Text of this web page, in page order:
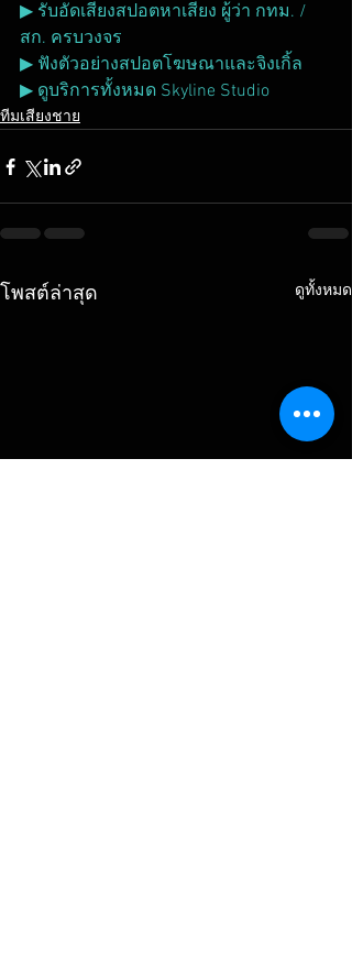
▶ รับอัดเสียงสปอตหาเสียง ผู้ว่า กทม. /
สก. ครบวงจร
▶ ฟังตัวอย่างสปอตโฆษณาและจิงเกิ้ล
▶ ดูบริการทั้งหมด Skyline Studio
ทีมเสียงชาย
โพสต์ล่าสุด ดูทั้งหมด